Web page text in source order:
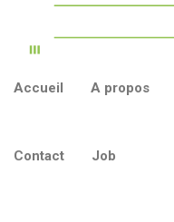
Accueil A propos
Contact Job